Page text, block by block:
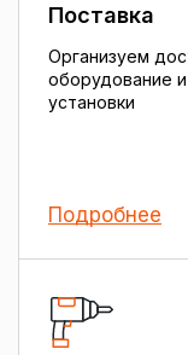
Поставка
Организуем
оборудование
установки
Подробнее